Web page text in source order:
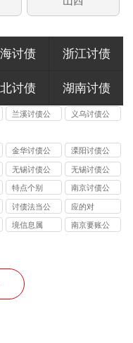
讨债 浙江讨债
讨债 湖南讨债
兰溪讨债公
义乌讨债公
金华讨债公
司
溧阳讨债公
司
无锡讨债公
司应对恶意
逃债的 3 种
合法手段详
解
无锡讨债公
司与律师事
务所的区
别：债务追
讨该选哪类
特点个别
南京讨债公
司
讨债法当公
司
应的对
境信息属
南京要账公